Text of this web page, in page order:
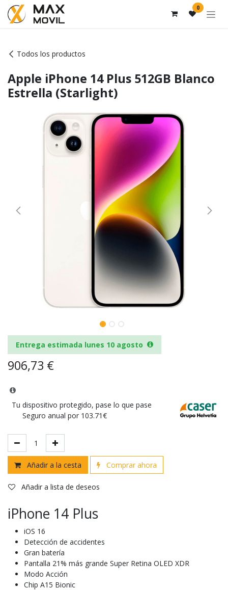
Ir al contenido 0
Todos los productos
Apple iPhone 14 Plus 512GB Blanco
Estrella (Starlight)
Entrega estimada lunes 10 agosto
906,73 €
Tu dispositivo protegido, pase lo que pase
Seguro anual por 103.71€
Añadir a la cesta Comprar ahora
Añadir a lista de deseos
iPhone 14 Plus
iOS 16
Detección de accidentes
Gran batería
Pantalla 21% más grande Super Retina OLED XDR
Modo Acción
Chip A15 Bionic